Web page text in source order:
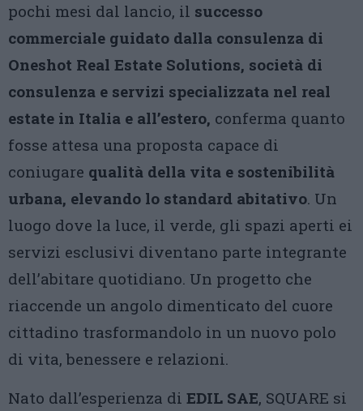
pochi mesi dal lancio, il successo
commerciale guidato dalla consulenza di
Oneshot Real Estate Solutions, società di
consulenza e servizi specializzata nel real
estate in Italia e all’estero, conferma quanto
fosse attesa una proposta capace di
coniugare qualità della vita e sostenibilità
urbana, elevando lo standard abitativo. Un
luogo dove la luce, il verde, gli spazi aperti ei
servizi esclusivi diventano parte integrante
dell’abitare quotidiano. Un progetto che
riaccende un angolo dimenticato del cuore
cittadino trasformandolo in un nuovo polo
di vita, benessere e relazioni.
Nato dall’esperienza di EDIL SAE, SQUARE si